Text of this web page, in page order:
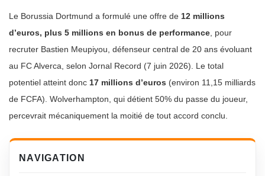
Le Borussia Dortmund a formulé une offre de 12 millions
d’euros, plus 5 millions en bonus de performance , pour
recruter Bastien Meupiyou, défenseur central de 20 ans évoluant
au FC Alverca, selon Jornal Record (7 juin 2026). Le total
potentiel atteint donc 17 millions d’euros (environ 11,15 milliards
de FCFA). Wolverhampton, qui détient 50% du passe du joueur,
percevrait mécaniquement la moitié de tout accord conclu.
NAVIGATION